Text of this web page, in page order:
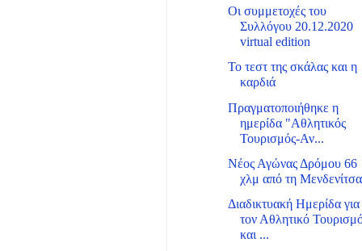
Οι συμμετοχές του
Συλλόγου 20.12.2020
virtual edition
Το τεστ της σκάλας και η
καρδιά
Πραγματοποιήθηκε η
ημερίδα "Αθλητικός
Τουρισμός-Αν...
Νέος Αγώνας Δρόμου 66
χλμ από τη Μενδενίτσα
Διαδικτυακή Ημερίδα για
τον Αθλητικό
και ...